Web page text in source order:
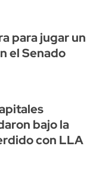
para jugar un
el Senado
bajo la
con LLA